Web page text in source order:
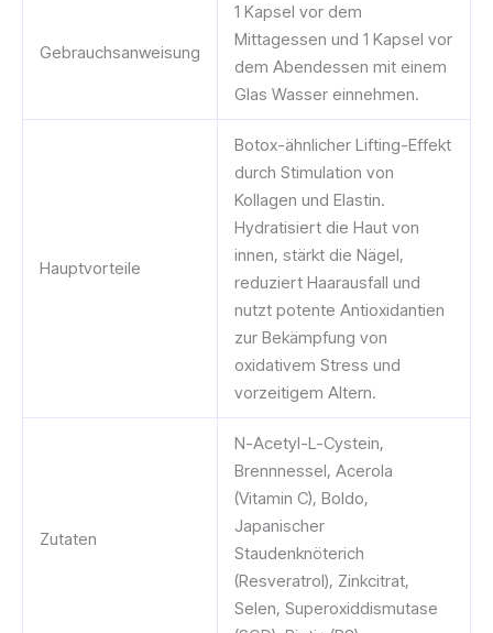
Gebrauchsanweisung
1 Kapsel vor dem
Mittagessen und 1 Kapsel vor
dem Abendessen mit einem
Glas Wasser einnehmen.
Hauptvorteile
Botox-ähnlicher Lifting-Effekt
durch Stimulation von
Kollagen und Elastin.
Hydratisiert die Haut von
innen, stärkt die Nägel,
reduziert Haarausfall und
nutzt potente Antioxidantien
zur Bekämpfung von
oxidativem Stress und
vorzeitigem Altern.
Zutaten
N-Acetyl-L-Cystein,
Brennnessel, Acerola
(Vitamin C), Boldo,
Japanischer
Staudenknöterich
(Resveratrol), Zinkcitrat,
Selen, Superoxiddismutase